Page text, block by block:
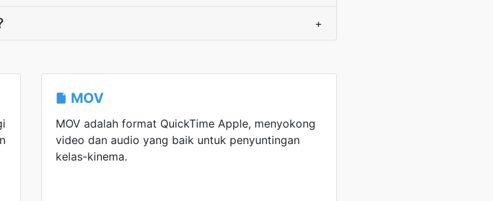
+
MOV
MOV adalah format QuickTime Apple, menyokong
video dan audio yang baik untuk penyuntingan
kelas-kinema.